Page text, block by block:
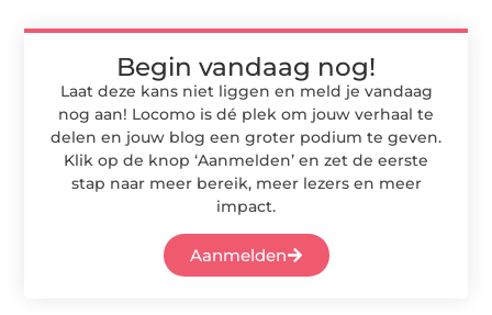
Begin vandaag nog!
Laat deze kans niet liggen en meld je vandaag
nog aan! Locomo is dé plek om jouw verhaal te
delen en jouw blog een groter podium te geven.
Klik op de knop ‘Aanmelden’ en zet de eerste
stap naar meer bereik, meer lezers en meer
impact.
Aanmelden